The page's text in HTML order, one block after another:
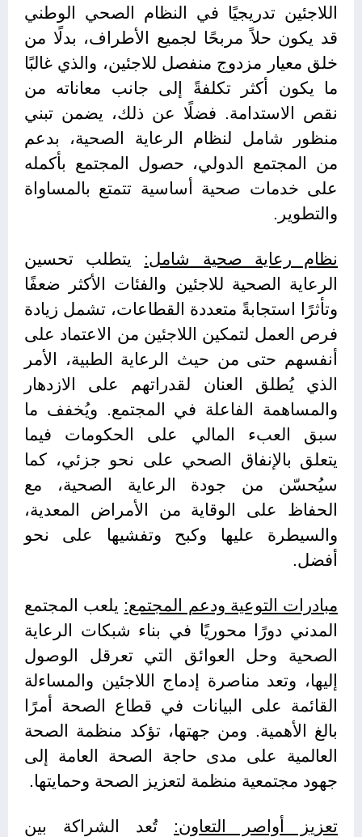
اللاجئين تدريجيًا في النظام الصحي الوطني
قد يكون حلاً مربحًا لجميع الأطراف، بدلًا من
خلق معيار مزدوج منفصل للاجئين، والذي غالبًا
ما يكون أكثر تكلفةً إلى جانب معاناته من
نقص الاستدامة. فضلًا عن ذلك، يضمن تبني
منظور شامل لنظام الرعاية الصحية، بدعم
من المجتمع الدولي، حصول المجتمع بأكمله
على خدمات صحية أساسية تتمتع بالمساواة
والتطوير.
نظام رعاية صحية شامل: يتطلب تحسين
الرعاية الصحية للاجئين والفئات الأكثر ضعفًا
وتأثرًا استجابةً متعددة القطاعات، تشمل زيادة
فرص العمل لتمكين اللاجئين من الاعتماد على
أنفسهم حتى من حيث الرعاية الطبية، الأمر
الذي يُطلق العنان لقدراتهم على الازدهار
والمساهمة الفاعلة في المجتمع. ويُخفف ما
سبق العبء المالي على الحكومات فيما
يتعلق بالإنفاق الصحي على نحو جزئي، كما
سيُحسّن من جودة الرعاية الصحية، مع
الحفاظ على الوقاية من الأمراض المعدية،
والسيطرة عليها وكبح وتفشيها على نحو
أفضل.
مبادرات التوعية ودعم المجتمع: يلعب المجتمع
المدني دورًا محوريًا في بناء شبكات الرعاية
الصحية وحل العوائق التي تعرقل الوصول
إليها، وتعد مناصرة إدماج اللاجئين والمساءلة
القائمة على البيانات في قطاع الصحة أمرًا
بالغ الأهمية. ومن جهتها، تؤكد منظمة الصحة
العالمية على مدى حاجة الصحة العامة إلى
جهود مجتمعية منظمة لتعزيز الصحة وحمايتها.
تعزيز أواصر التعاون: تُعد الشراكة بين